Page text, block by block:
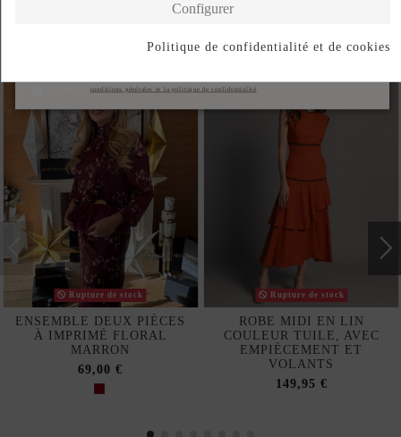
Rupture de stock
ENSEMBLE DEUX PIÈCES
À IMPRIMÉ FLORAL
MARRON
69,00 €
Rupture de stock
ROBE MIDI EN LIN
COULEUR TUILE, AVEC
EMPIÈCEMENT ET
VOLANTS
149,95 €
conditions générales et la politique de confidentialité
Configurer
Politique de confidentialité et de cookies